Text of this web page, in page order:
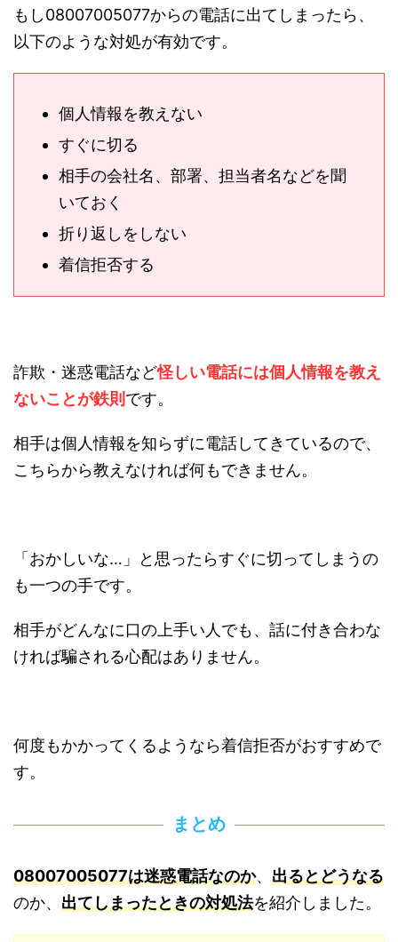
もし08007005077からの電話に出てしまったら、
以下のような対処が有効です。
個人情報を教えない
すぐに切る
相手の会社名、部署、担当者名などを聞
いておく
折り返しをしない
着信拒否する
詐欺・迷惑電話など怪しい電話には個人情報を教え
ないことが鉄則 です。
相手は個人情報を知らずに電話してきているので、
こちらから教えなければ何もできません。
「おかしいな…」と思ったらすぐに切ってしまうの
も一つの手です。
相手がどんなに口の上手い人でも、話に付き合わな
ければ騙される心配はありません。
何度もかかってくるようなら着信拒否がおすすめで
す。
まとめ
08007005077は迷惑電話なのか、 出るとどうなる
のか、 出てしまったときの対処法を紹介しました。